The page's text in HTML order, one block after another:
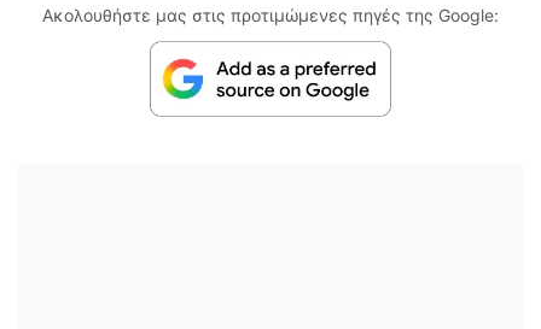
Ακολουθήστε μας στις προτιμώμενες πηγές της Google: